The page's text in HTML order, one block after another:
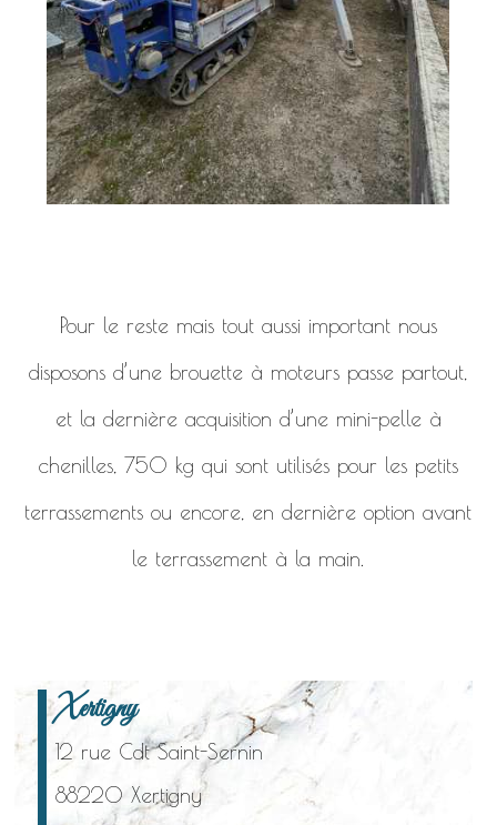
Pour le reste mais tout aussi important nous
disposons d’une brouette à moteurs passe partout,
et la dernière acquisition d’une mini-pelle à
chenilles, 750 kg qui sont utilisés pour les petits
terrassements ou encore, en dernière option avant
le terrassement à la main.
Xertigny
12 rue Cdt Saint-Sernin
88220 Xertigny